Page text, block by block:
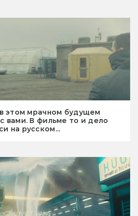
этом мрачном будущем
вами. В фильме то и дело
на русском...